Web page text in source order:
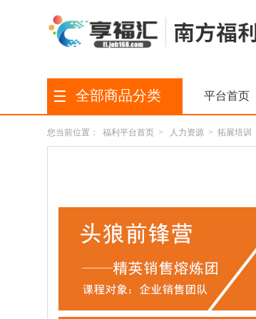
全部商品分类 平台首页
您当前位置： 福利平台首页 > 人力资源 > 拓展培训